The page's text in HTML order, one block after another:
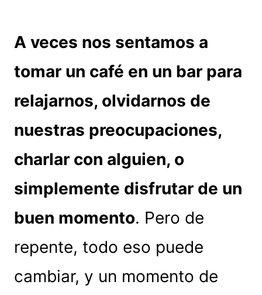
A veces nos sentamos a
tomar un café en un bar para
relajarnos, olvidarnos de
nuestras preocupaciones,
charlar con alguien, o
simplemente disfrutar de un
buen momento. Pero de
repente, todo eso puede
cambiar, y un momento de